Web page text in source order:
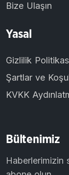
Bize Ulaşın
Yasal
Gizlilik
Şartlar ve
KVKK
Bültenimiz
Haberlerimizin